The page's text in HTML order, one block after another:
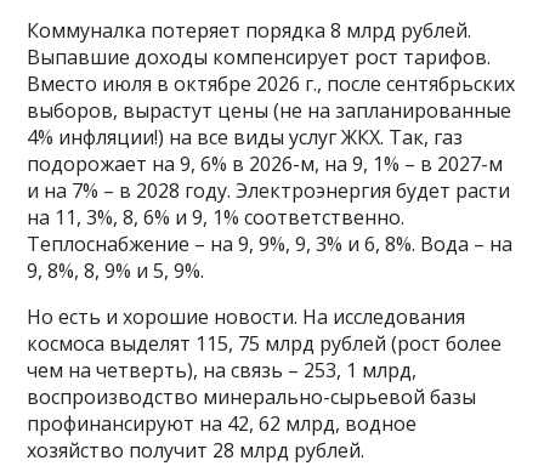
Коммуналка потеряет порядка 8 млрд рублей.
Выпавшие доходы компенсирует рост тарифов.
Вместо июля в октябре 2026 г., после сентябрьских
выборов, вырастут цены (не на запланированные
4% инфляции!) на все виды услуг ЖКХ. Так, газ
подорожает на 9, 6% в 2026-м, на 9, 1% – в 2027-м
и на 7% – в 2028 году. Электроэнергия будет расти
на 11, 3%, 8, 6% и 9, 1% соответственно.
Теплоснабжение – на 9, 9%, 9, 3% и 6, 8%. Вода – на
9, 8%, 8, 9% и 5, 9%.
Но есть и хорошие новости. На исследования
космоса выделят 115, 75 млрд рублей (рост более
чем на четверть), на связь – 253, 1 млрд,
воспроизводство минерально-сырьевой базы
профинансируют на 42, 62 млрд, водное
хозяйство получит 28 млрд рублей.